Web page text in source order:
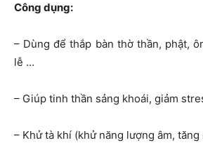
Công dụng:
– Dùng để thắp bàn thờ thần, phật,
lễ …
– Giúp tinh thần sảng khoái, giảm
– Khử tà khí (khử năng lượng âm,